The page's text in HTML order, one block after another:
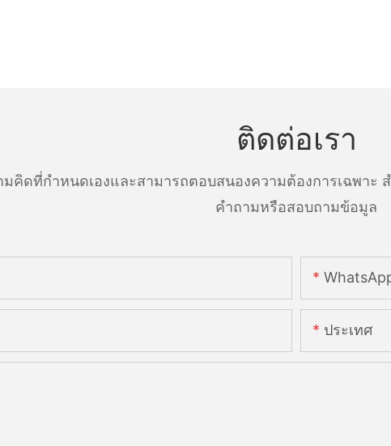
ติดต่อเรา
คิดที่กำหนดเองและสามารถตอบสนองความต้องการเฉพาะ
คำถามหรือสอบถามข้อมูล
ประเทศ